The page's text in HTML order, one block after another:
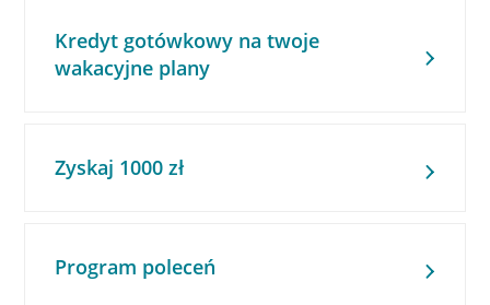
Kredyt gotówkowy na twoje
wakacyjne plany
Zyskaj 1000 zł
Program poleceń